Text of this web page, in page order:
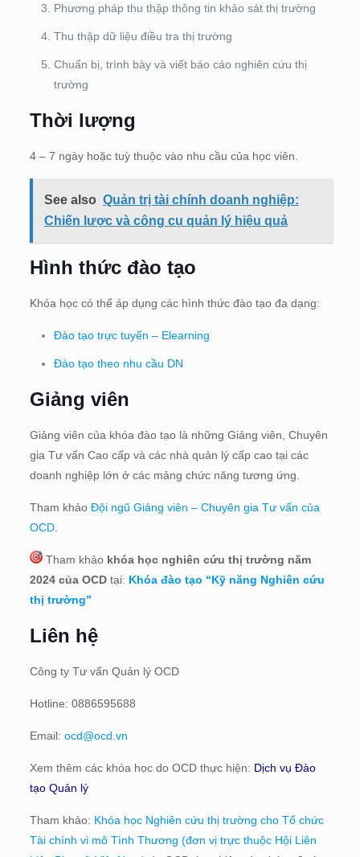
Phương pháp thu thập thông tin khảo sát thị trường
Thu thập dữ liệu điều tra thị trường
Chuẩn bị, trình bày và viết báo cáo nghiên cứu thị
trường
Thời lượng
4 – 7 ngày hoặc tuỳ thuộc vào nhu cầu của học viên.
See also Quản trị tài chính doanh nghiệp:
Chiến lược và công cụ quản lý hiệu quả
Hình thức đào tạo
Khóa học có thể áp dụng các hình thức đào tạo đa dạng:
Đào tạo trực tuyến – Elearning
Đào tạo theo nhu cầu DN
Giảng viên
Giảng viên của khóa đào tạo là những Giảng viên, Chuyên
gia Tư vấn Cao cấp và các nhà quản lý cấp cao tại các
doanh nghiệp lớn ở các mảng chức năng tương ứng.
Tham khảo Đội ngũ Giảng viên – Chuyên gia Tư vấn của
OCD.
Tham khảo khóa học nghiên cứu thị trường năm
2024 của OCDtại: Khóa đào tạo “Kỹ năng Nghiên cứu
thị trường”
Liên hệ
Công ty Tư vấn Quản lý OCD
Hotline: 0886595688
Email: ocd@ocd.vn
Xem thêm các khóa học do OCD thực hiện: Dịch vụ Đào
tạo Quản lý
Tham khảo: Khóa học Nghiên cứu thị trường cho Tổ chức
Tài chính vi mô Tình Thương (đơn vị trực thuộc Hội Liên